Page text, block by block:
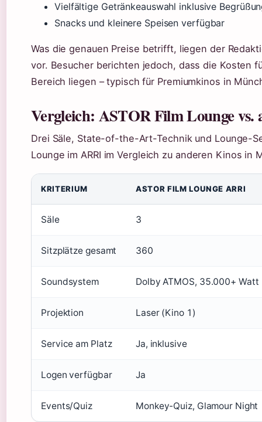
Vielfältige Getränkeauswahl inklusive
Snacks und kleinere Speisen verfügbar
Was die genauen Preise betrifft, liegen der
vor. Besucher berichten jedoch, dass die Kosten
Bereich liegen – typisch für Premiumkinos in
Vergleich: ASTOR Film Lounge
Drei Säle, State-of-the-Art-Technik und Lounge-
Lounge im ARRI im Vergleich zu anderen Kinos in
KRITERIUM ASTOR FILM LOUNGE ARRI
Säle 3
Sitzplätze gesamt 360
Soundsystem Dolby ATMOS, 35.000+ Watt
Projektion Laser (Kino 1)
Service am Platz Ja, inklusive
Logen verfügbar Ja
Events/Quiz Monkey-Quiz, Glamour Night